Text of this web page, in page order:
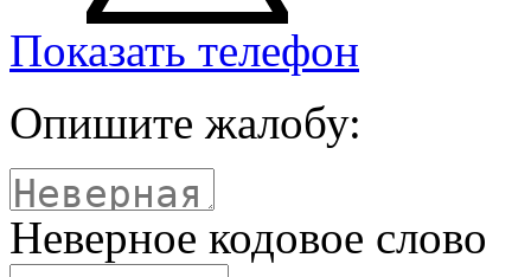
Показать телефон
Опишите жалобу:
Неверное кодовое слово